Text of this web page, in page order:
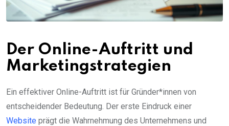
Der Online-Auftritt und
Marketingstrategien
Ein effektiver Online-Auftritt ist für Gründer*innen von
entscheidender Bedeutung. Der erste Eindruck einer
Website prägt die Wahrnehmung des Unternehmens und